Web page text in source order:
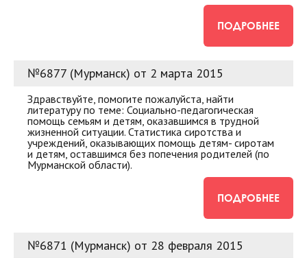
ПОДРОБНЕЕ
№6877 (Мурманск) от 2 марта 2015
Здравствуйте, помогите пожалуйста, найти
литературу по теме: Социально-педагогическая
помощь семьям и детям, оказавшимся в трудной
жизненной ситуации. Статистика сиротства и
учреждений, оказывающих помощь детям- сиротам
и детям, оставшимся без попечения родителей (по
Мурманской области).
ПОДРОБНЕЕ
№6871 (Мурманск) от 28 февраля 2015